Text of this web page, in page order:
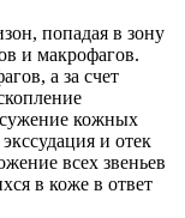
попадая в зону
и макрофагов.
а за счет
кожных
и отек
всех звеньев
в коже в ответ